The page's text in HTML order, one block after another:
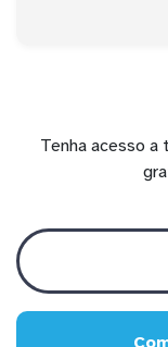
Tenha acesso a